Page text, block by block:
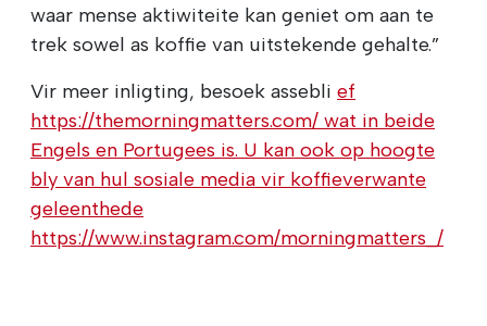
waar mense aktiwiteite kan geniet om aan te
trek sowel as koffie van uitstekende gehalte.”
Vir meer inligting, besoek assebli ef
https://themorningmatters.com/ wat in beide
Engels en Portugees is. U kan ook op hoogte
bly van hul sosiale media vir koffieverwante
geleenthede
https://www.instagram.com/morningmatters_/